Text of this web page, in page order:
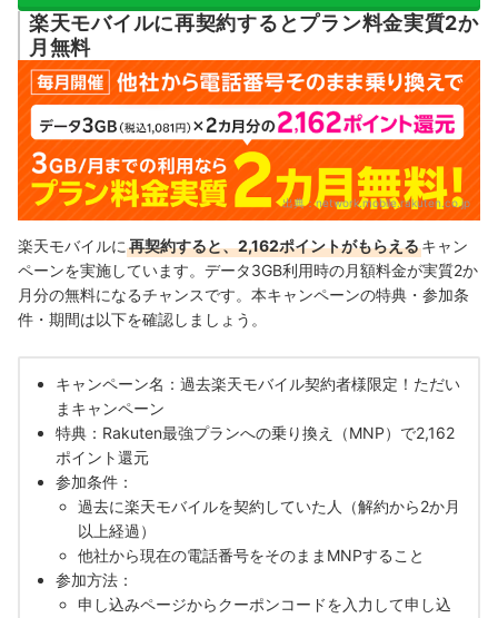
楽天モバイルに再契約するとプラン料金実質2か
月無料
出典：network.mobile.rakuten.co.jp
楽天モバイルに 再契約すると、2,162ポイントがもらえるキャン
ペーンを実施しています。データ3GB利用時の月額料金が実質2か
月分の無料になるチャンスです。本キャンペーンの特典・参加条
件・期間は以下を確認しましょう。
キャンペーン名：過去楽天モバイル契約者様限定！ただい
まキャンペーン
特典：Rakuten最強プランへの乗り換え（MNP）で2,162
ポイント還元
参加条件：
過去に楽天モバイルを契約していた人（解約から2か月
以上経過）
他社から現在の電話番号をそのままMNPすること
参加方法：
申し込みページからクーポンコードを入力して申し込